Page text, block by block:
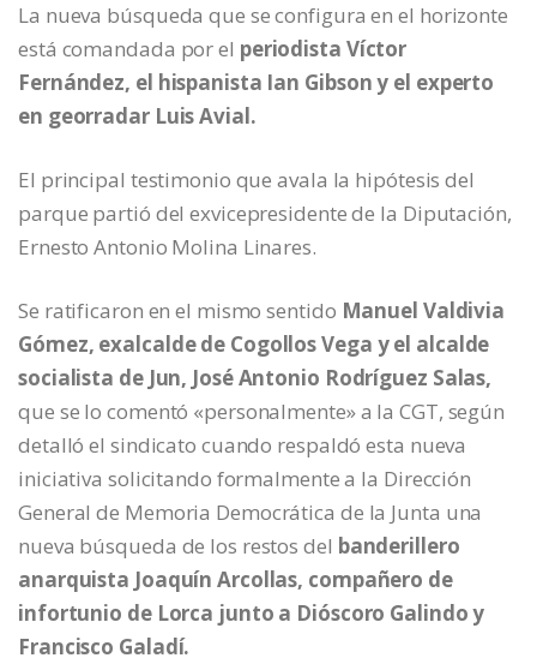
La nueva búsqueda que se configura en el horizonte
está comandada por el periodista Víctor
Fernández, el hispanista Ian Gibson y el experto
en georradar Luis Avial.
El principal testimonio que avala la hipótesis del
parque partió del exvicepresidente de la Diputación,
Ernesto Antonio Molina Linares.
Se ratificaron en el mismo sentido Manuel Valdivia
Gómez, exalcalde de Cogollos Vega y el alcalde
socialista de Jun, José Antonio Rodríguez Salas,
que se lo comentó «personalmente» a la CGT, según
detalló el sindicato cuando respaldó esta nueva
iniciativa solicitando formalmente a la Dirección
General de Memoria Democrática de la Junta una
nueva búsqueda de los restos del banderillero
anarquista Joaquín Arcollas, compañero de
infortunio de Lorca junto a Dióscoro Galindo y
Francisco Galadí.